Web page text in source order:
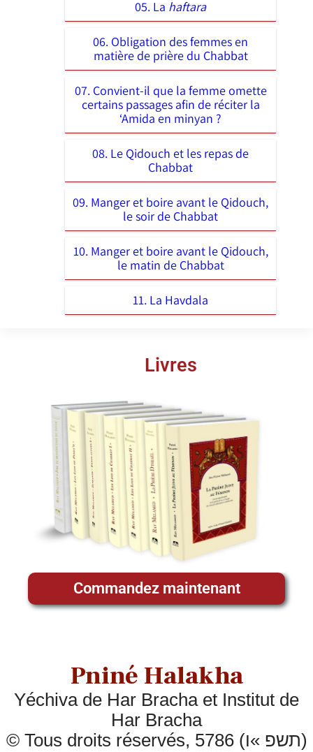
05. La haftara
06. Obligation des femmes en
matière de prière du Chabbat
07. Convient-il que la femme omette
certains passages afin de réciter la
‘Amida en minyan ?
08. Le Qidouch et les repas de
Chabbat
09. Manger et boire avant le Qidouch,
le soir de Chabbat
10. Manger et boire avant le Qidouch,
le matin de Chabbat
11. La Havdala
Livres
Commandez maintenant
Pniné Halakha
Yéchiva de Har Bracha et Institut de
Har Bracha
© Tous droits réservés, 5786 (תשפ »ו)